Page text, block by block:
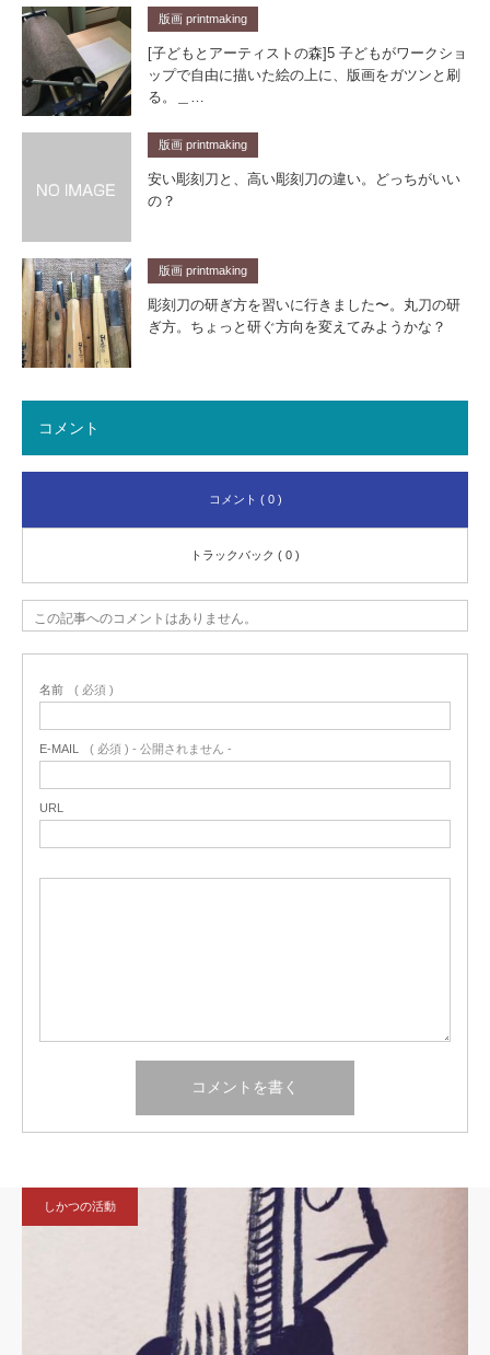
版画 printmaking
[子どもとアーティストの森]5 子どもがワークショ
ップで自由に描いた絵の上に、版画をガツンと刷
る。＿…
版画 printmaking
安い彫刻刀と、高い彫刻刀の違い。どっちがいい
の？
版画 printmaking
彫刻刀の研ぎ方を習いに行きました〜。丸刀の研
ぎ方。ちょっと研ぐ方向を変えてみようかな？
コメント
コメント ( 0 )
トラックバック ( 0 )
この記事へのコメントはありません。
名前 ( 必須 )
E-MAIL ( 必須 ) - 公開されません -
URL
しかつの活動